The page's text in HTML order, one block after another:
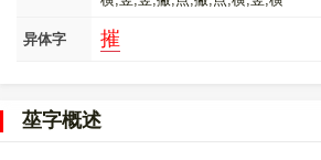
异体字 摧
莝字概述